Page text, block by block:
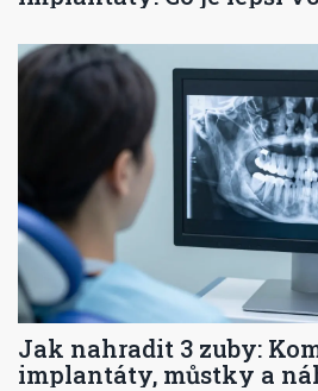
Jak nahradit 3 zuby:
implantáty, můstky a